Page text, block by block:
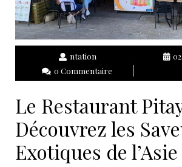
ntation
0 Commentaire
Le Restaurant
Découvrez les
Exotiques de l’Asie